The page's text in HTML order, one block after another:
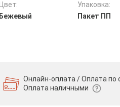
Цвет:
Бежевый
Упаковка:
Пакет ПП
Онлайн-оплата / Оплата по
Оплата наличными